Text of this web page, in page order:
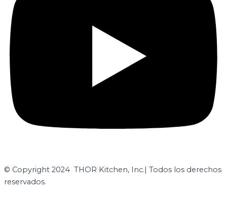
© Copyright 2024 THOR Kitchen, Inc. | Todos los derechos
reservados.